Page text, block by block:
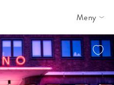
Meny